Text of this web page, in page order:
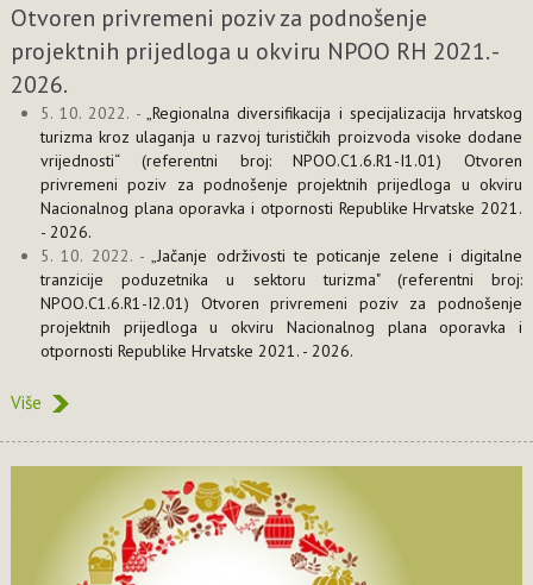
Otvoren privremeni poziv za podnošenje
projektnih prijedloga u okviru NPOO RH 2021. -
2026.
5. 10. 2022. -„Regionalna diversifikacija i specijalizacija hrvatskog
turizma kroz ulaganja u razvoj turističkih proizvoda visoke dodane
vrijednosti“ (referentni broj: NPOO.C1.6.R1-I1.01) Otvoren
privremeni poziv za podnošenje projektnih prijedloga u okviru
Nacionalnog plana oporavka i otpornosti Republike Hrvatske 2021.
- 2026.
5. 10. 2022. -„Jačanje održivosti te poticanje zelene i digitalne
tranzicije poduzetnika u sektoru turizma" (referentni broj:
NPOO.C1.6.R1-I2.01) Otvoren privremeni poziv za podnošenje
projektnih prijedloga u okviru Nacionalnog plana oporavka i
otpornosti Republike Hrvatske 2021. - 2026.
Više